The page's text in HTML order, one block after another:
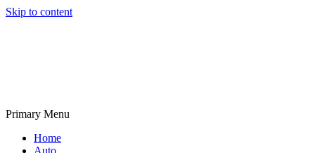
Skip to content
Primary Menu
Home
Auto